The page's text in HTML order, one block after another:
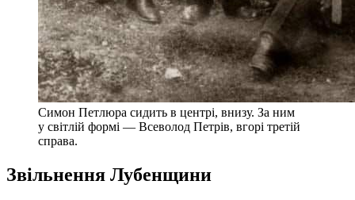
Симон Петлюра сидить в центрі, внизу. За ним
у світлій формі — Всеволод Петрів, вгорі третій
справа.
Звільнення Лубенщини